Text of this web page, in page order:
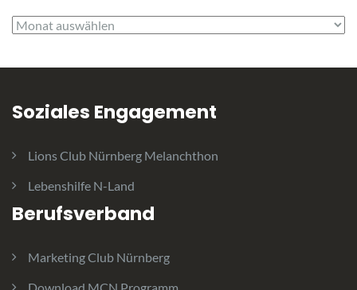
Archiv
Soziales Engagement
Lions Club Nürnberg Melanchthon
Lebenshilfe N-Land
Berufsverband
Marketing Club Nürnberg